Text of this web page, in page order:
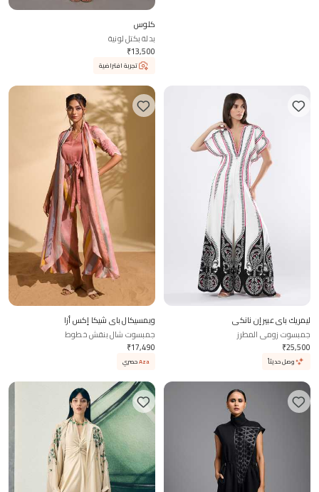
كلوس
بدلة بكتل لونية
₹13,500
تجربة افتراضية
ليمريك باي عبير إن نانكي
جمبسوت زومي المطرز
₹25,500
وصل حديثاً
ويمسيكال باي شيكا إكس أزا
جمبسوت شال بنقش خطوط
₹17,490
Azaحصري